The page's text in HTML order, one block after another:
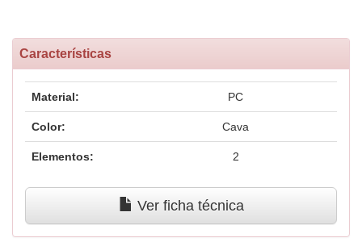
Características
Material: PC
Color: Cava
Elementos: 2
Ver ficha técnica